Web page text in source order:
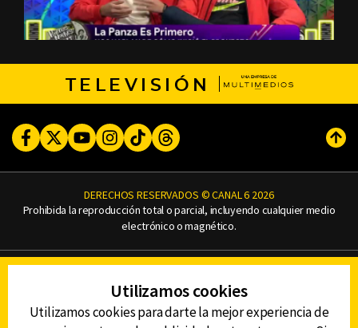
TELEVISIÓN
FacebookTwitterYoutubeInstagram
TikTokThreads
DERECHOS RESERVADOS © CANAL 6 2026
Prohibida la reproducción total o parcial, incluyendo cualquier medio
electrónico o magnético.
AVISO DE PRIVACIDAD
DEFENSORÍA DE LAS AUDIENCIAS
Utilizamos cookies
Utilizamos cookies para darte la mejor experiencia de